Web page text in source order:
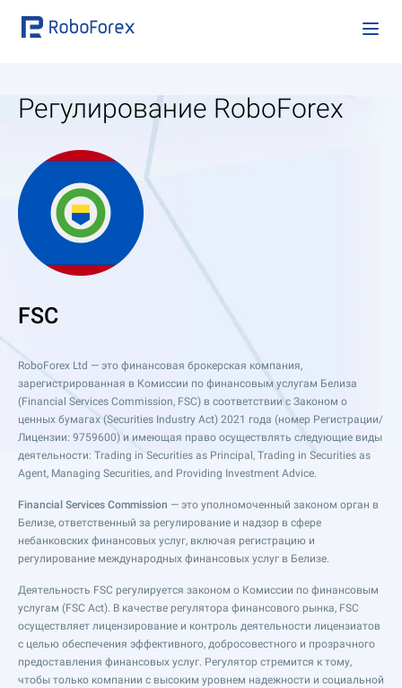
Регулирование RoboForex
FSC
RoboForex Ltd — это финансовая брокерская компания,
зарегистрированная в Комиссии по финансовым услугам Белиза
(Financial Services Commission, FSC) в соответствии с Законом о
ценных бумагах (Securities Industry Act) 2021 года (номер Регистрации/
Лицензии: 9759600) и имеющая право осуществлять следующие виды
деятельности: Trading in Securities as Principal, Trading in Securities as
Agent, Managing Securities, and Providing Investment Advice.
Financial Services Commission — это уполномоченный законом орган в
Белизе, ответственный за регулирование и надзор в сфере
небанковских финансовых услуг, включая регистрацию и
регулирование международных финансовых услуг в Белизе.
Деятельность FSC регулируется законом о Комиссии по финансовым
услугам (FSC Act). В качестве регулятора финансового рынка, FSC
осуществляет лицензирование и контроль деятельности лицензиатов
с целью обеспечения эффективного, добросовестного и прозрачного
предоставления финансовых услуг. Регулятор стремится к тому,
чтобы только компании с высоким уровнем надежности и социальной